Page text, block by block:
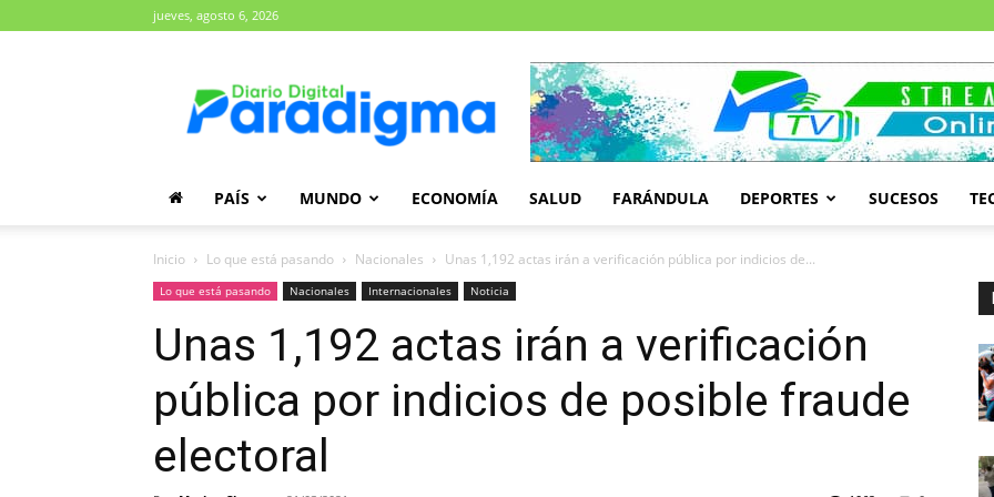
jueves, agosto 6, 2026
Paradigma
PAÍS MUNDO ECONOMÍA SALUD FARÁNDULA DEPORTES SUCESOS
Inicio Lo que está pasando Nacionales Unas 1,192 actas irán a verificación pública por indicios de...
Lo que está pasando Nacionales Internacionales Noticia
Unas 1,192 actas irán a verificación
pública por indicios de posible fraude
electoral